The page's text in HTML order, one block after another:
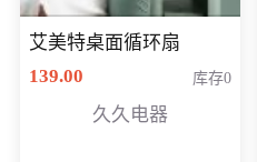
艾美特桌面循环扇
139.00
库存0
久久电器